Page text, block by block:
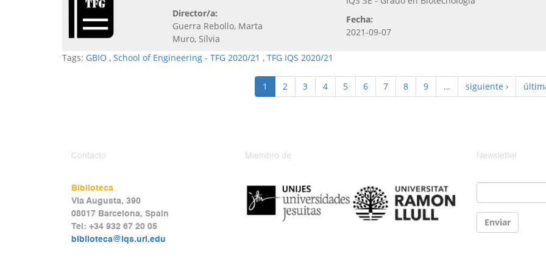
Director/a:
Guerra Rebollo, Marta
Muro, Sílvia
Fecha:
2021-09-07
Tags: GBIO , School of Engineering - TFG 2020/21 , TFG IQS 2020/21
1 2 3 4 5 6 7 8 9 … siguiente ›
Contacto
Biblioteca
Via Augusta, 390
08017 Barcelona, Spain
Tel: +34 932 67 20 05
biblioteca@iqs.url.edu
Miembro de Newsletter
Email
Enviar